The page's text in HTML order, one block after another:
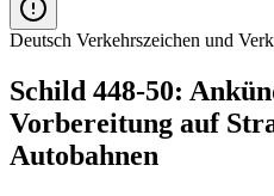
Deutsch Verkehrszeichen und
Schild 448-50:
Vorbereitung auf
Autobahnen